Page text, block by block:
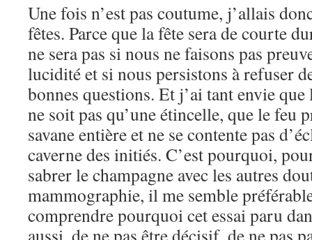
Une fois n’est pas coutume, j’allais
fêtes. Parce que la fête sera de courte
ne sera pas si nous ne faisons pas
lucidité et si nous persistons à refuser
bonnes questions. Et j’ai tant envie
ne soit pas qu’une étincelle, que le feu
savane entière et ne se contente pas
caverne des initiés. C’est pourquoi,
sabrer le champagne avec les autres
mammographie, il me semble
comprendre pourquoi cet essai paru
aussi, de ne pas être décisif, de ne pas